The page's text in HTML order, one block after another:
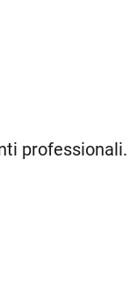
professionali.